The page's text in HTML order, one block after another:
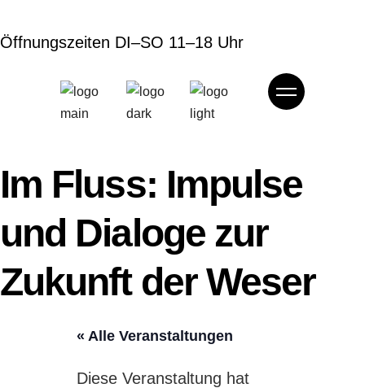
Öffnungszeiten DI–SO 11–18 Uhr
Im Fluss: Impulse
und Dialoge zur
Zukunft der Weser
« Alle Veranstaltungen
Diese Veranstaltung hat